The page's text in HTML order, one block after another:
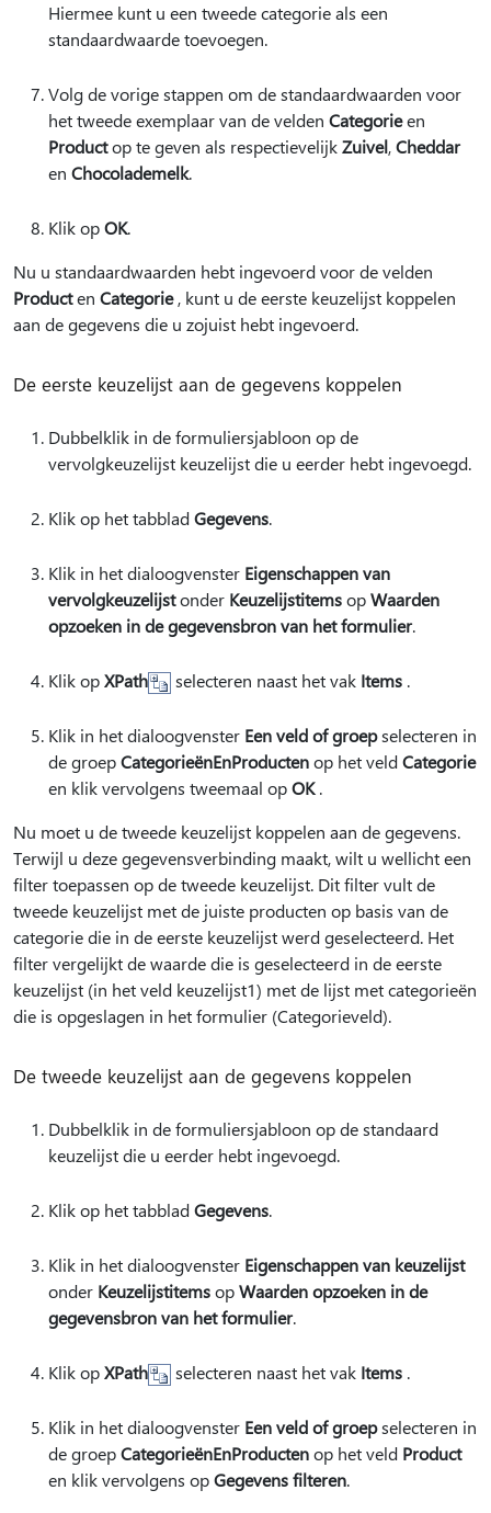
Hiermee kunt u een tweede categorie als een
standaardwaarde toevoegen.
Volg de vorige stappen om de standaardwaarden voor
het tweede exemplaar van de velden Categorieen
Productop te geven als respectievelijkZuivel,Cheddar
en Chocolademelk.
Klik opOK.
Nu u standaardwaarden hebt ingevoerd voor de velden
Producten Categorie, kunt u de eerste keuzelijst koppelen
aan de gegevens die u zojuist hebt ingevoerd.
De eerste keuzelijst aan de gegevens koppelen
Dubbelklik in de formuliersjabloon op de
vervolgkeuzelijst keuzelijst die u eerder hebt ingevoegd.
Klik op het tabbladGegevens.
Klik in het dialoogvenster Eigenschappen van
vervolgkeuzelijstonder KeuzelijstitemsopWaarden
opzoeken in de gegevensbron van het formulier.
Klik opXPath selecteren naast het vak Items .
Klik in het dialoogvenster Een veld of groepselecteren in
de groepCategorieënEnProductenop het veldCategorie
en klik vervolgens tweemaal opOK.
Nu moet u de tweede keuzelijst koppelen aan de gegevens.
Terwijl u deze gegevensverbinding maakt, wilt u wellicht een
filter toepassen op de tweede keuzelijst. Dit filter vult de
tweede keuzelijst met de juiste producten op basis van de
categorie die in de eerste keuzelijst werd geselecteerd. Het
filter vergelijkt de waarde die is geselecteerd in de eerste
keuzelijst (in het veld keuzelijst1) met de lijst met categorieën
die is opgeslagen in het formulier (Categorieveld).
De tweede keuzelijst aan de gegevens koppelen
Dubbelklik in de formuliersjabloon op de standaard
keuzelijst die u eerder hebt ingevoegd.
Klik op het tabbladGegevens.
Klik in het dialoogvenster Eigenschappen van keuzelijst
onder KeuzelijstitemsopWaarden opzoeken in de
gegevensbron van het formulier.
Klik opXPath selecteren naast het vak Items .
Klik in het dialoogvenster Een veld of groepselecteren in
de groepCategorieënEnProductenop het veld Product
en klik vervolgens opGegevens filteren.